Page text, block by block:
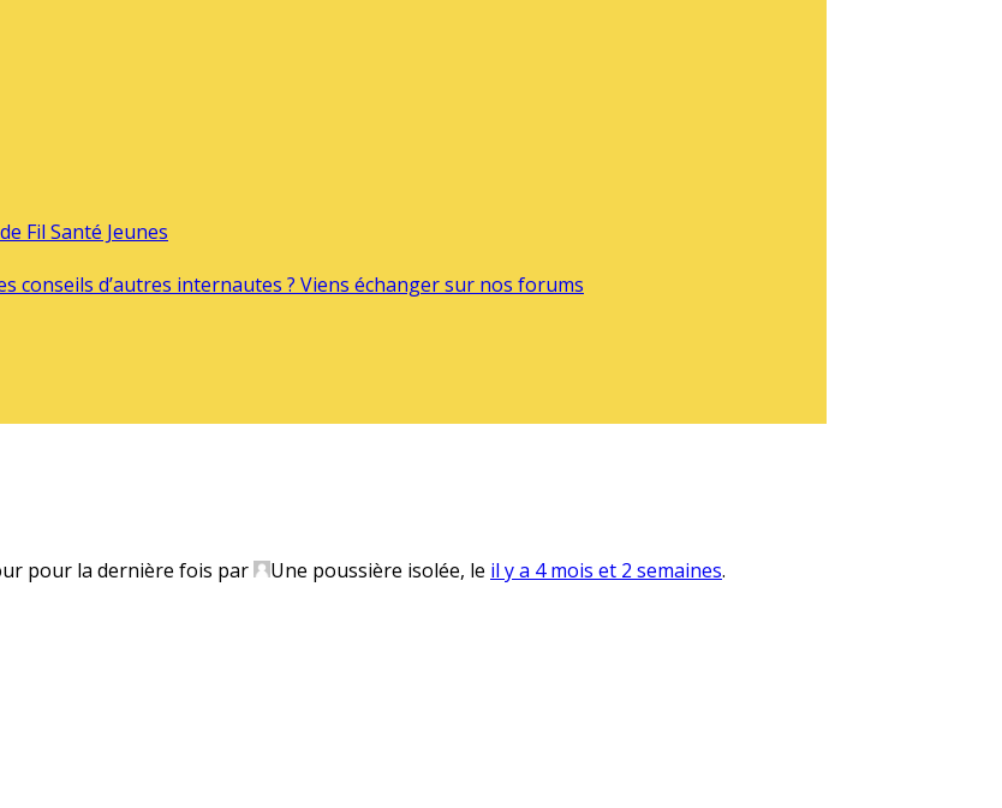
Fil Santé Jeunes
conseils d’autres internautes ? Viens échanger sur nos forums
pour la dernière fois par Une poussière isolée, le il y a 4 mois et 2 semaines.